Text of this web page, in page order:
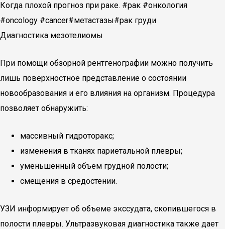
Когда плохой прогноз при раке. #рак #онкология
#oncology #cancer#метастазы#рак груди
Диагностика мезотелиомы
При помощи обзорной рентгенографии можно получить
лишь поверхностное представление о состоянии
новообразования и его влияния на организм. Процедура
позволяет обнаружить:
массивный гидроторакс;
изменения в тканях париетальной плевры;
уменьшенный объем грудной полости;
смещения в средостении.
УЗИ информирует об объеме экссудата, скопившегося в
полости плевры. Ультразвуковая диагностика также дает